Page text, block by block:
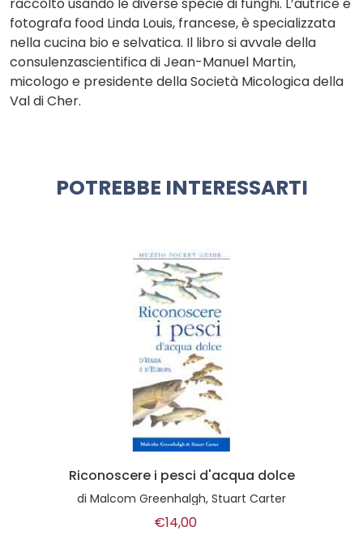
fotografa food Linda Louis, francese, è specializzata
nella cucina bio e selvatica. Il libro si avvale della
consulenzascientifica di Jean-Manuel Martin,
micologo e presidente della Società Micologica della
Val di Cher.
POTREBBE INTERESSARTI
Riconoscere i pesci d'acqua dolce
di Malcom Greenhalgh, Stuart Carter
€14,00